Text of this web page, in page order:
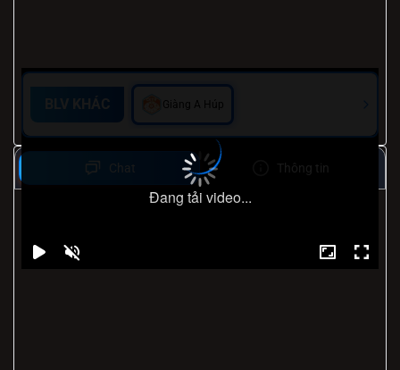
Đang tải video...
BLV KHÁC Giàng A Húp
Chat Thông tin